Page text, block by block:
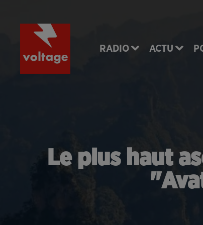
RADIO ACTU
Le plus haut